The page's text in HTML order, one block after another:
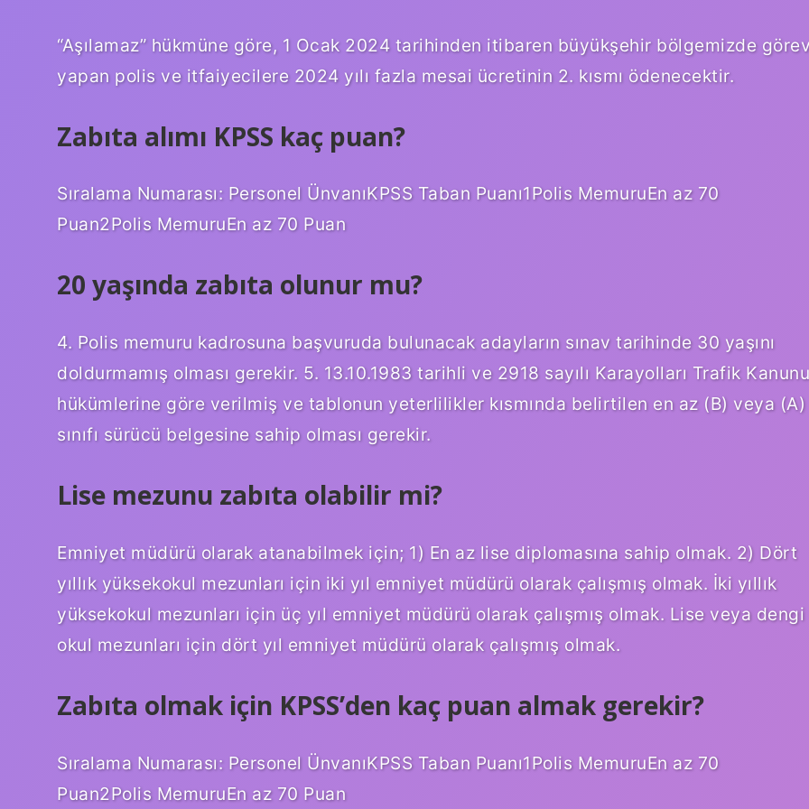
“Aşılamaz” hükmüne göre, 1 Ocak 2024 tarihinden itibaren büyükşehir bölgemizde
yapan polis ve itfaiyecilere 2024 yılı fazla mesai ücretinin 2. kısmı ödenecektir.
Zabıta alımı KPSS kaç puan?
Sıralama Numarası: Personel ÜnvanıKPSS Taban Puanı1Polis MemuruEn az 70
Puan2Polis MemuruEn az 70 Puan
20 yaşında zabıta olunur mu?
4. Polis memuru kadrosuna başvuruda bulunacak adayların sınav tarihinde 30 yaşını
doldurmamış olması gerekir. 5. 13.10.1983 tarihli ve 2918 sayılı Karayolları Trafik Kanunu
hükümlerine göre verilmiş ve tablonun yeterlilikler kısmında belirtilen en az (B) veya (A)
sınıfı sürücü belgesine sahip olması gerekir.
Lise mezunu zabıta olabilir mi?
Emniyet müdürü olarak atanabilmek için; 1) En az lise diplomasına sahip olmak. 2) Dört
yıllık yüksekokul mezunları için iki yıl emniyet müdürü olarak çalışmış olmak. İki yıllık
yüksekokul mezunları için üç yıl emniyet müdürü olarak çalışmış olmak. Lise veya dengi
okul mezunları için dört yıl emniyet müdürü olarak çalışmış olmak.
Zabıta olmak için KPSS’den kaç puan almak gerekir?
Sıralama Numarası: Personel ÜnvanıKPSS Taban Puanı1Polis MemuruEn az 70
Puan2Polis MemuruEn az 70 Puan